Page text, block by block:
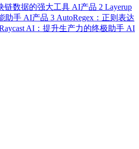
链数据的强大工具 AI产品 2 Layerup
助手 AI产品 3 AutoRegex：正则表达
AI：提升生产力的终极助手 AI